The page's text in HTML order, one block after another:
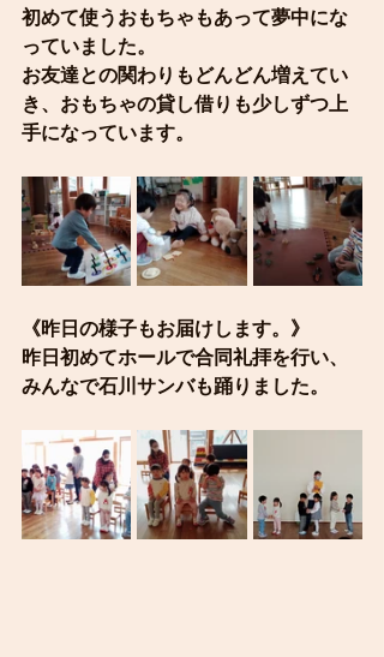
初めて使うおもちゃもあって夢中にな
っていました。
お友達との関わりもどんどん増えてい
き、おもちゃの貸し借りも少しずつ上
手になっています。
《昨日の様子もお届けします。》
昨日初めてホールで合同礼拝を行い、
みんなで石川サンバも踊りました。